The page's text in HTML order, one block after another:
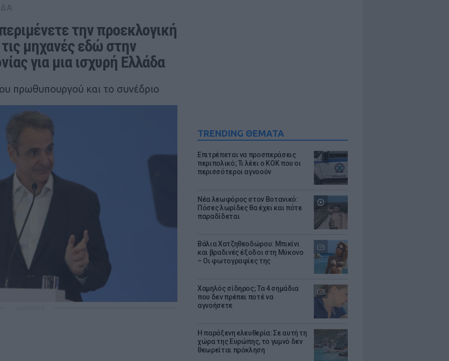
TRENDING ΘΕΜΑΤΑ
Επιτρέπεται να προσπεράσεις
περιπολικό; Τι λέει ο ΚΟΚ που οι
περισσότεροι αγνοούν
Νέα λεωφόρος στον Βοτανικό:
Πόσες λωρίδες θα έχει και πότε
παραδίδεται
Βάλια Χατζηθεοδώρου: Μπικίνι
και βραδινές έξοδοι στη Μύκονο
– Οι φωτογραφίες της
Χαμηλός σίδηρος; Τα 4 σημάδια
που δεν πρέπει ποτέ να
αγνοήσετε
Η παράξενη ελευθερία: Σε αυτή τη
χώρα της Ευρώπης, το γuμνό δεν
θεωρείται πρόκληση
την προεκλογική
μηχανές εδώ στην
για μια ισχυρή Ελλάδα
πρωθυπουργού και το συνέδριο